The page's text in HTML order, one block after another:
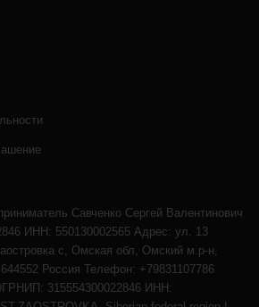
Савченко Сергей Валентинович
ИНН: 550130002565 Адрес: ул. 13
с, Омская обл, Омский м.р-н,
Россия Телефон: +79831107786
315554300022846 ИНН: